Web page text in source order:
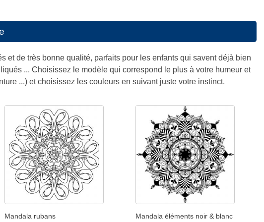
de très bonne qualité, parfaits pour les enfants qui savent déjà bien
... Choisissez le modèle qui correspond le plus à votre humeur et
...) et choisissez les couleurs en suivant juste votre instinct.
Mandala rubans Mandala éléments noir & blanc